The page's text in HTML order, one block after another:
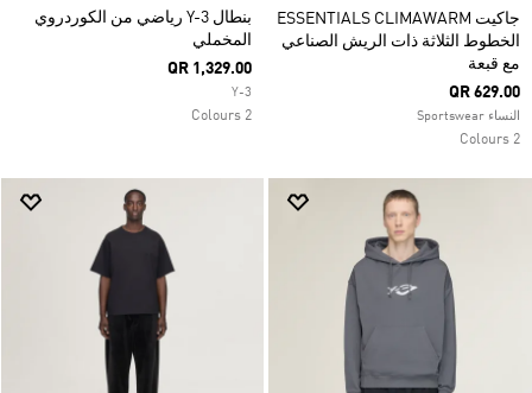
جاكيت ESSENTIALS CLIMAWARM
الخطوط الثلاثة ذات الريش الصناعي
مع قبعة
QR 629.00
النساء Sportswear
2 Colours
بنطال Y-3 رياضي من الكوردروي
المخملي
QR 1,329.00
Y-3
2 Colours